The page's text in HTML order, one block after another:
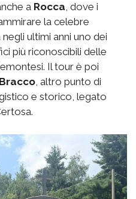
a Rocca, dove i
la celebre
ultimi anni uno dei
più riconoscibili delle
Il tour è poi
, altro punto di
e storico, legato